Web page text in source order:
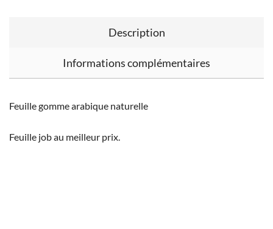
Description
Informations complémentaires
Feuille gomme arabique naturelle
Feuille job au meilleur prix.